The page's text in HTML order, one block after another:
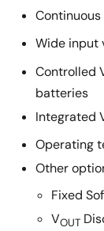
Continuous
Wide input
Controlled
batteries
Integrated
Operating
Other
Fixed
VOUT